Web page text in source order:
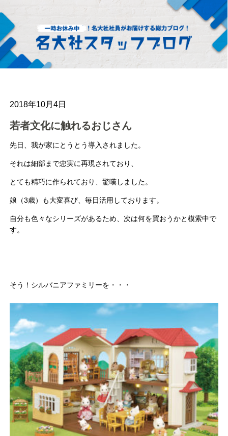
2018年10月4日
若者文化に触れるおじさん
先日、我が家にとうとう導入されました。
それは細部まで忠実に再現されており、
とても精巧に作られており、驚嘆しました。
娘（3歳）も大変喜び、毎日活用しております。
自分も色々なシリーズがあるため、次は何を買おうかと模索中で
す。
そう！シルバニアファミリーを・・・